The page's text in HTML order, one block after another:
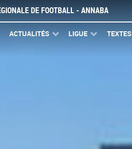
DE FOOTBALL - ANNABA
ACTUALITÉS LIGUE TEXTES